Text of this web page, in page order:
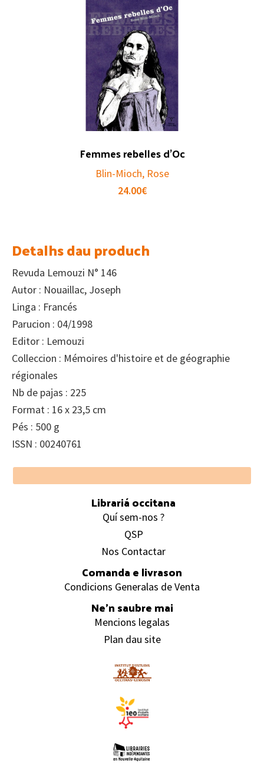
Femmes rebelles d’Oc
Blin-Mioch, Rose
24.00€
Detalhs dau produch
Revuda Lemouzi N° 146
Autor : Nouaillac, Joseph
Linga : Francés
Parucion : 04/1998
Editor : Lemouzi
Colleccion : Mémoires d'histoire et de géographie
régionales
Nb de pajas : 225
Format : 16 x 23,5 cm
Pés : 500 g
ISSN : 00240761
Footer
Librariá occitana
Quí sem-nos ?
QSP
Nos Contactar
Comanda e livrason
Condicions Generalas de Venta
Ne’n saubre mai
Mencions legalas
Plan dau site